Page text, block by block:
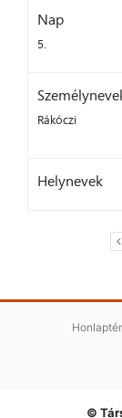
Nap
5.
Rákóczi
Helynevek
©